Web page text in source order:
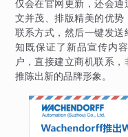
仅会在官网更新，还会
文并茂、排版精美的优
联系方式，然后一键发
知既保证了新品宣传内
户，直接建立商机联系
推陈出新的品牌形象。